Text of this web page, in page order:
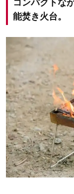
能焚き火台。